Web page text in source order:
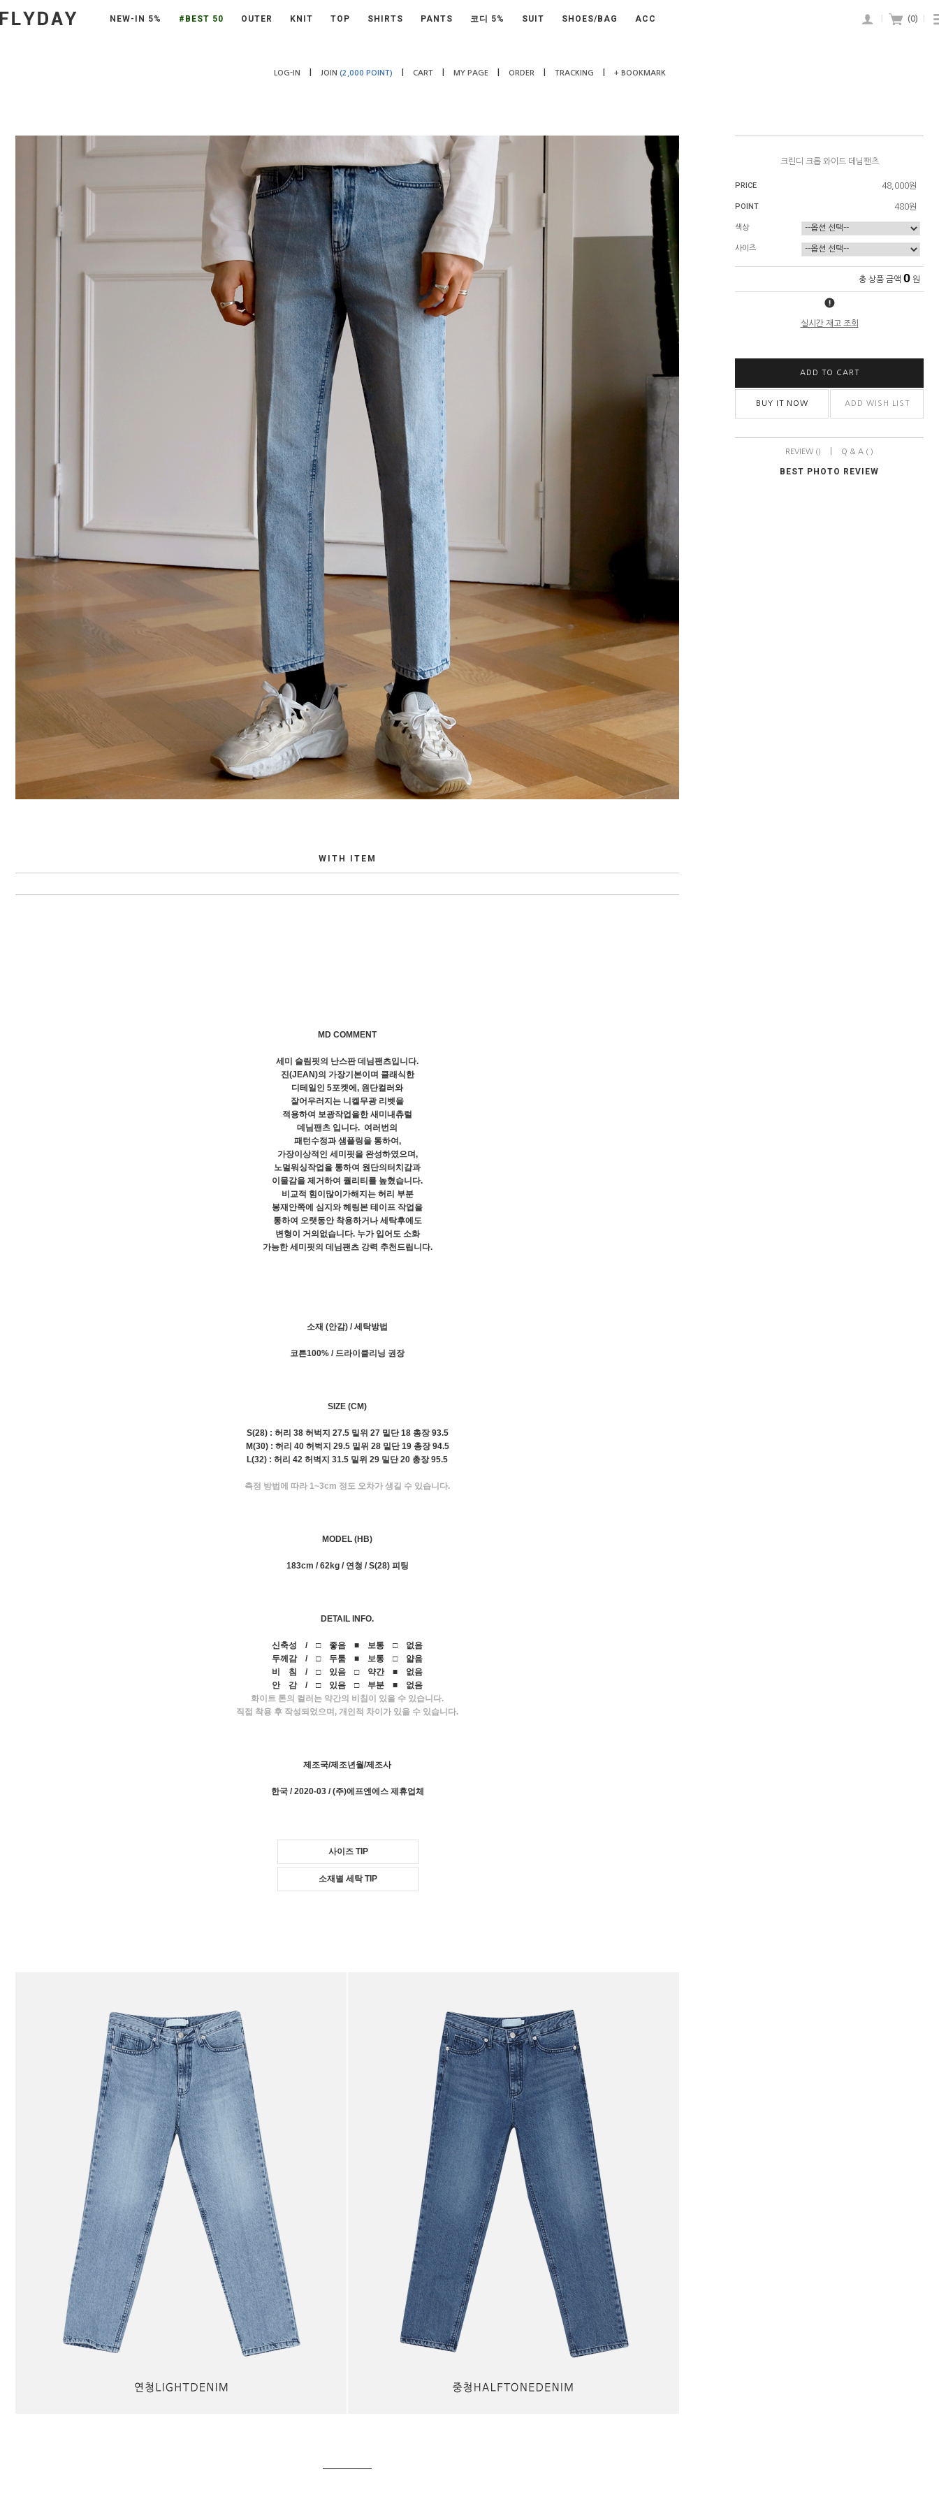
NEW-IN 5% #BEST 50 OUTER KNIT TOP SHIRTS PANTS 코디 5% SUIT SHOES/BAG ACC (0)
LOG-IN JOIN (2,000 POINT) CART MY PAGE ORDER TRACKING + BOOKMARK
WITH ITEM
MD COMMENT
세미 슬림핏의 난스판 데님팬츠입니다.
진(JEAN)의 가장기본이며 클래식한
디테일인 5포켓에, 원단컬러와
잘어우러지는 니켈무광 리벳을
적용하여 보광작업을한 새미내츄럴
데님팬츠 입니다. 여러번의
패턴수정과 샘플링을 통하여,
가장이상적인 세미핏을 완성하였으며,
노멀워싱작업을 통하여 원단의터치감과
이물감을 제거하여 퀄리티를 높혔습니다.
비교적 힘이많이가해지는 허리 부분
봉재안쪽에 심지와 헤링본 테이프 작업을
통하여 오랫동안 착용하거나 세탁후에도
변형이 거의없습니다. 누가 입어도 소화
가능한 세미핏의 데님팬츠 강력 추천드립니다.
소재 (안감) / 세탁방법
코튼100% / 드라이클리닝 권장
SIZE (CM)
S(28) : 허리 38 허벅지 27.5 밑위 27 밑단 18 총장 93.5
M(30) : 허리 40 허벅지 29.5 밑위 28 밑단 19 총장 94.5
L(32) : 허리 42 허벅지 31.5 밑위 29 밑단 20 총장 95.5
측정 방법에 따라 1~3cm 정도 오차가 생길 수 있습니다.
MODEL (HB)
183cm / 62kg / 연청 / S(28) 피팅
DETAIL INFO.
신축성 / □ 좋음 ■ 보통 □ 없음
두께감 / □ 두툼 ■ 보통 □ 얇음
비 침 / □ 있음 □ 약간 ■ 없음
안 감 / □ 있음 □ 부분 ■ 없음
화이트 톤의 컬러는 약간의 비침이 있을 수 있습니다.
직접 착용 후 작성되었으며, 개인적 차이가 있을 수 있습니다.
제조국/제조년월/제조사
한국 / 2020-03 / (주)에프엔에스 제휴업체
사이즈 TIP
소재별 세탁 TIP
크린디 크롭 와이드 데님팬츠
PRICE 48,000원
POINT 480원
색상
사이즈
총 상품 금액 0 원
실시간 재고 조회
ADD TO CART
BUY IT NOW ADD WISH LIST
REVIEW () Q & A ( )
BEST PHOTO REVIEW